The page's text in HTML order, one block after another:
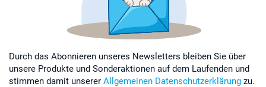
Durch das Abonnieren unseres Newsletters bleiben Sie über
unsere Produkte und Sonderaktionen auf dem Laufenden und
stimmen damit unserer Allgemeinen Datenschutzerklärung zu.